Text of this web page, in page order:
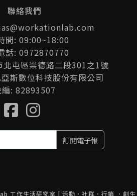
聯絡我們
間: 09:00~18:00
話: 0972870770
屯區崇德路二段301之1號
斯數位科技股份有限公司
編: 82893507
訂閱電子報
工作生活研究室 | 活動．社群．行銷 ．創生